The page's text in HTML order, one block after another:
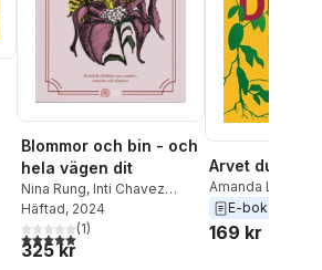
röster:
Blommor och bin - och
hela vägen dit
Nina Rung, Inti Chavez
Perez
Häftad, 2024
5,0utav 5 stjärnor. Totalt antal röster:
(1)
325 kr
Arvet du fick
Amanda
E-bok
169 kr